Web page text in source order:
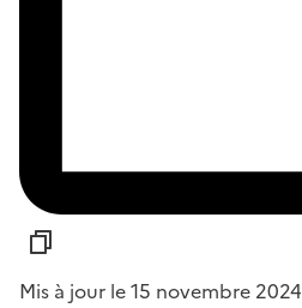
Mis à jour le 15 novembre 2024